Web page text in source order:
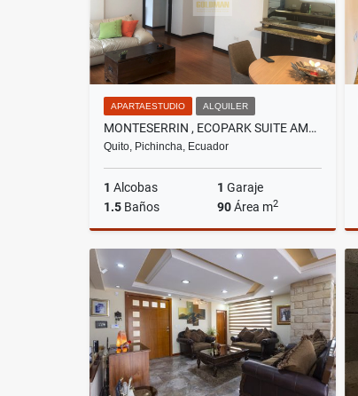
APARTAESTUDIO ALQUILER
MONTESERRIN , ECOPARK SUITE AMOBLADA EN RENTA, 90M2, 1 HABITACIÓN
Quito, Pichincha, Ecuador
1 Alcobas 1 Garaje
1.5 Baños 90Área m2
Alquiler
US$700